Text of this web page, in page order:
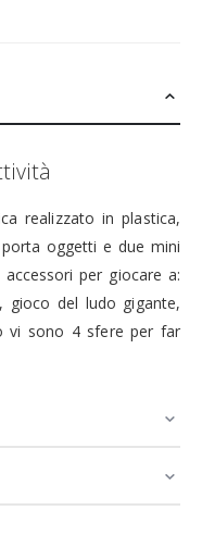
realizzato in plastica,
oggetti e due mini
per giocare a:
gioco del ludo gigante,
vi sono 4 sfere per far